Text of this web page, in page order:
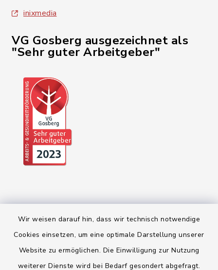
Wir weisen darauf hin, dass wir technisch notwendige
Cookies einsetzen, um eine optimale Darstellung unserer
Website zu ermöglichen. Die Einwilligung zur Nutzung
weiterer Dienste wird bei Bedarf gesondert abgefragt.
inixmedia
VG Gosberg ausgezeichnet als
"Sehr guter Arbeitgeber"
Kontakt